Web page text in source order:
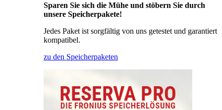
Sparen Sie sich die Mühe und stöbern Sie durch
unsere Speicherpakete!
Jedes Paket ist sorgfältig von uns getestet und garantiert
kompatibel.
zu den Speicherpaketen